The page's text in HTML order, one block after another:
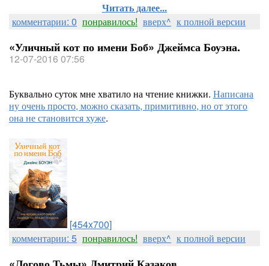
Читать далее...
комментарии: 0 понравилось! вверх^ к полной версии
«Уличный кот по имени Боб» Джеймса Боуэна.
12-07-2016 07:56
Буквально суток мне хватило на чтение книжки. Написана
ну очень просто, можно сказать, примитивно, но от этого
она не становится хуже.
[454x700]
комментарии: 5 понравилось! вверх^ к полной версии